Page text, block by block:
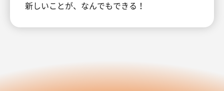
新しいことが、なんでもできる！